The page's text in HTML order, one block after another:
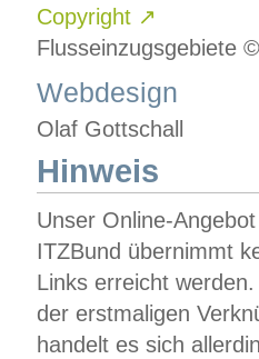
Copyright ↗
Flusseinzugsgebiete
Webdesign
Olaf Gottschall
Hinweis
Unser Online-
ITZBund übernimmt
Links erreicht
der erstmaligen
handelt es sich